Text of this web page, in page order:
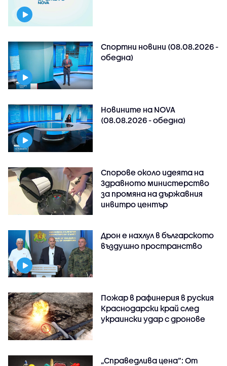
Спортни новини (08.08.2026 -
обедна)
Новините на NOVA
(08.08.2026 - обедна)
Спорове около идеята на
Здравното министерство
за промяна на държавния
инвитро център
Дрон е нахлул в българското
въздушно пространство
Пожар в рафинерия в руския
Краснодарски край след
украински удар с дронове
„Справедлива цена“: От